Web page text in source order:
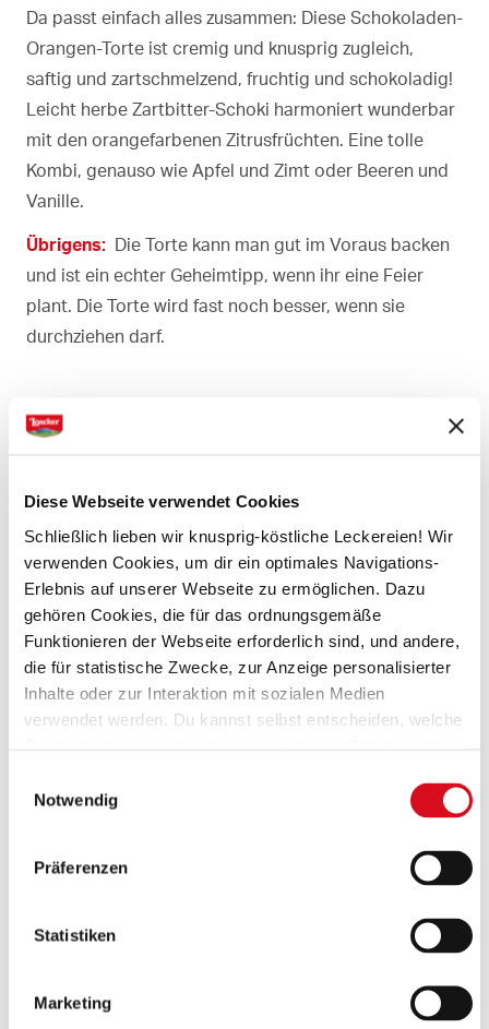
Diese Webseite verwendet Cookies
Schließlich lieben wir knusprig-köstliche Leckereien! Wir
verwenden Cookies, um dir ein optimales Navigations-
Erlebnis auf unserer Webseite zu ermöglichen. Dazu
gehören Cookies, die für das ordnungsgemäße
Funktionieren der Webseite erforderlich sind, und andere,
die für statistische Zwecke, zur Anzeige personalisierter
Inhalte oder zur Interaktion mit sozialen Medien
verwendet werden. Du kannst selbst entscheiden, welche
einige Funktionalitäten der Webseite möglicherweise
Notwendig
Präferenzen
Statistiken
Marketing
Da passt einfach alles zusammen: Diese Schokoladen-
Orangen-Torte ist cremig und knusprig zugleich,
saftig und zartschmelzend, fruchtig und schokoladig!
Leicht herbe Zartbitter-Schoki harmoniert wunderbar
mit den orangefarbenen Zitrusfrüchten. Eine tolle
Kombi, genauso wie Apfel und Zimt oder Beeren und
Vanille.
Übrigens: Die Torte kann man gut im Voraus backen
und ist ein echter Geheimtipp, wenn ihr eine Feier
plant. Die Torte wird fast noch besser, wenn sie
durchziehen darf.
DAS SOLLTET IHR ZUHAUSE HABEN
Zucker
Natron
Backpulver
Puderzucker
DAS BRAUCHT IHR EXTRA
griechischer Joghurt oder Sauerrahm
Butter sehr weich
Backkakao